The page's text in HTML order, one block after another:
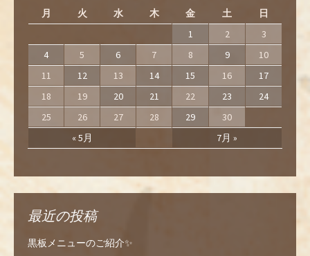
月
火 水 木 金 土 日
« 5月 7月 »
1 2
3
4
5 6 7 8 9
10
11
12 13 14 15 16
17
18
19 20 21 22 23
24
25
26 27 28 29 30
最近の投稿
黒板メニューのご紹介✨